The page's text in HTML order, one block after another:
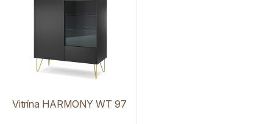
Vitrína HARMONY WT 97